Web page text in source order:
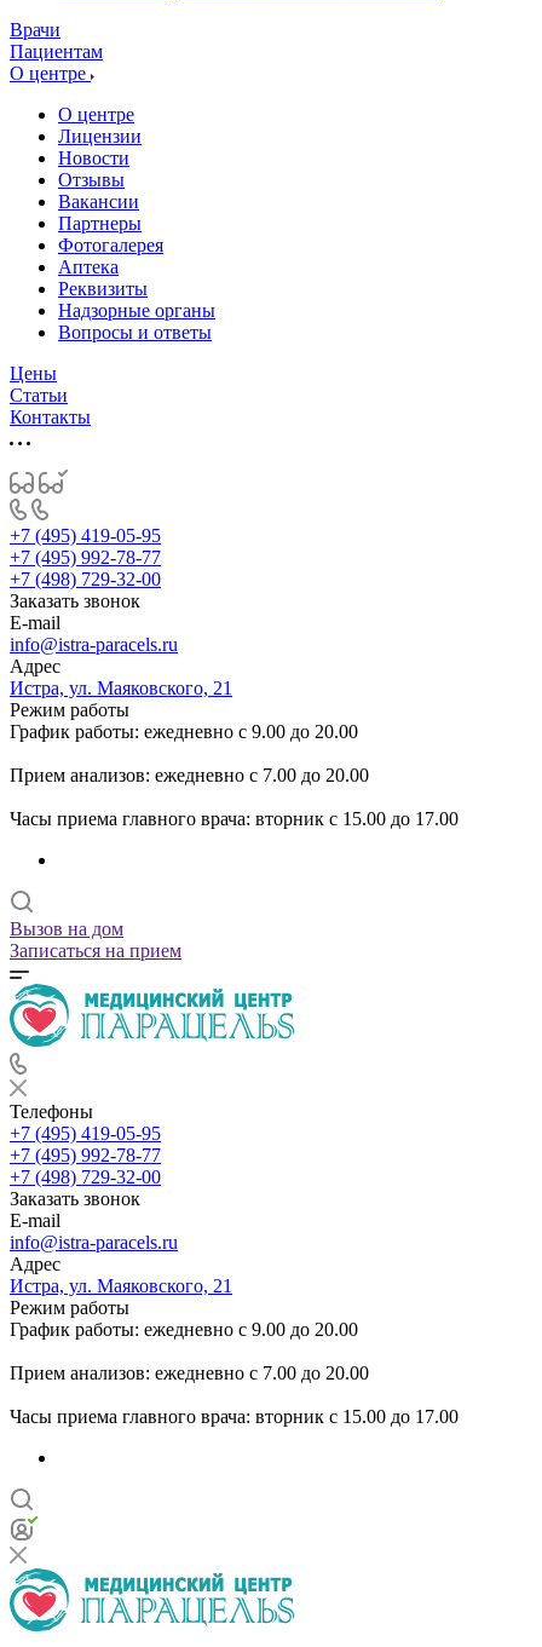
Врачи
Пациентам
О центре
О центре
Лицензии
Новости
Отзывы
Вакансии
Партнеры
Фотогалерея
Аптека
Реквизиты
Надзорные органы
Вопросы и ответы
Цены
Статьи
Контакты
+7 (495) 419-05-95
+7 (495) 992-78-77
+7 (498) 729-32-00
Заказать звонок
E-mail
info@istra-paracels.ru
Адрес
Истра, ул. Маяковского, 21
Режим работы
График работы: ежедневно с 9.00 до 20.00
Прием анализов: ежедневно с 7.00 до 20.00
Часы приема главного врача: вторник с 15.00 до 17.00
Вызов на дом
Записаться на прием
Телефоны
+7 (495) 419-05-95
+7 (495) 992-78-77
+7 (498) 729-32-00
Заказать звонок
E-mail
info@istra-paracels.ru
Адрес
Истра, ул. Маяковского, 21
Режим работы
График работы: ежедневно с 9.00 до 20.00
Прием анализов: ежедневно с 7.00 до 20.00
Часы приема главного врача: вторник с 15.00 до 17.00